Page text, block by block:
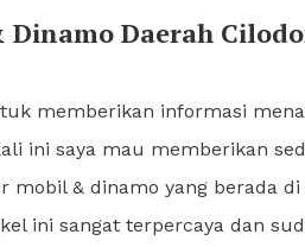
Daerah
memberikan informasi
ini saya mau memberikan
mobil & dinamo yang berada di
ini sangat terpercaya dan